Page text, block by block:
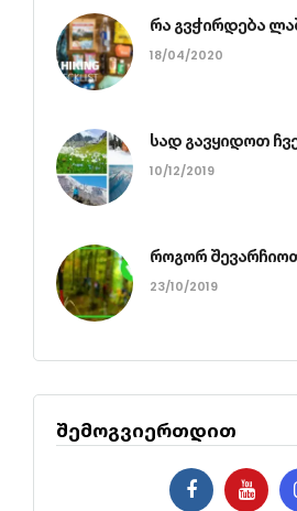
რა გვჭირდება
18/04/2020
სად გავყიდოთ
10/12/2019
როგორ
23/10/2019
შემოგვიერთდით